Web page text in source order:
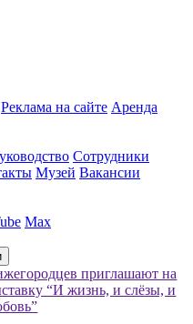
Реклама на сайте Аренда
Сотрудники
Музей Вакансии
Max
приглашают на
“И жизнь, и слёзы, и